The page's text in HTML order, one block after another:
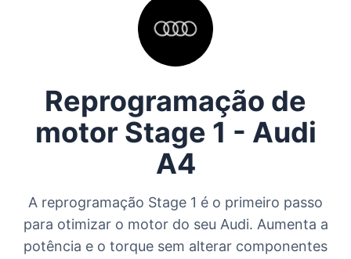
Reprogramação de
motor Stage 1 - Audi
A4
A reprogramação Stage 1 é o primeiro passo
para otimizar o motor do seu Audi. Aumenta a
potência e o torque sem alterar componentes